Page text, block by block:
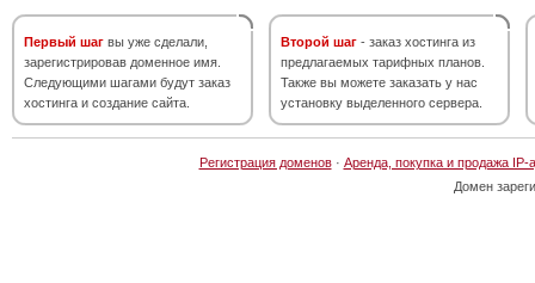
Первый шаг вы уже сделали,
зарегистрировав доменное имя.
Следующими шагами будут заказ
хостинга и создание сайта.
Второй шаг - заказ хостинга из
предлагаемых тарифных планов.
Также вы можете заказать у нас
установку выделенного сервера.
Регистрация доменов· Аренда, покупка и продажа IP-
Домен